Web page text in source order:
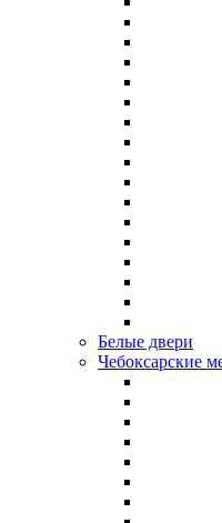
Белые двери
Чебоксарские